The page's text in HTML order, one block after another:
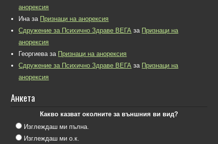
анорексия
Иназа Признаци на анорексия
Сдружение за Психично Здраве ВЕГА за Признаци на
анорексия
Георгиеваза Признаци на анорексия
Сдружение за Психично Здраве ВЕГА за Признаци на
анорексия
Анкета
Какво казват околните за външния ви вид?
Изглеждаш ми пълна.
Изглеждаш ми о.к.